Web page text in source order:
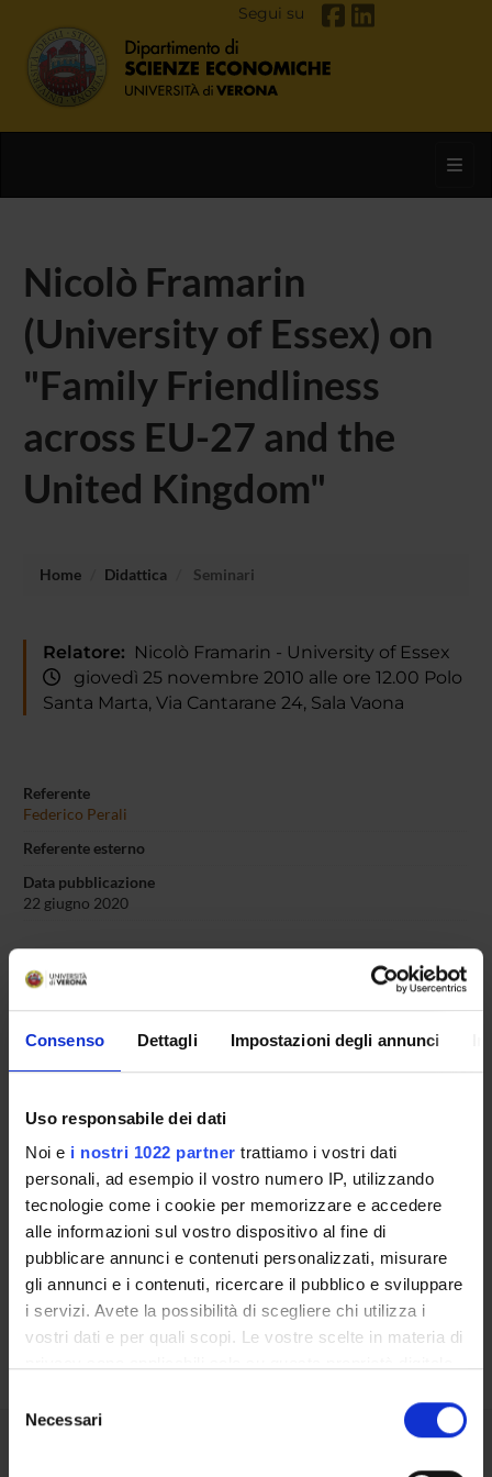
Consenso Dettagli Impostazioni degli annunci
Uso responsabile dei dati
Noi e i nostri 1022 partner trattiamo i vostri dati
personali, ad esempio il vostro numero IP, utilizzando
tecnologie come i cookie per memorizzare e accedere
alle informazioni sul vostro dispositivo al fine di
pubblicare annunci e contenuti personalizzati, misurare
gli annunci e i contenuti, ricercare il pubblico e sviluppare
i servizi. Avete la possibilità di scegliere chi utilizza i
vostri dati e per quali scopi. Le vostre scelte in materia di
modificare o revocare il proprio consenso in qualsiasi
momento dalla Dichiarazione sui cookie o facendo clic
delNecessari
Segui su
Nicolò Framarin
(University of Essex) on
"Family Friendliness
across EU-27 and the
United Kingdom"
Home Didattica Seminari
Relatore: Nicolò Framarin - University of Essex
giovedì 25 novembre 2010 alle ore 12.00 Polo
Santa Marta, Via Cantarane 24, Sala Vaona
Referente
Federico Perali
Referente esterno
Data pubblicazione
22 giugno 2020
OFFERTA FORMATIVA
CORSI DI STUDIO
DOTTORATI, MASTER E FORMAZIONE SUPERIORE
Contatti
Persone
Luoghi
Calendario